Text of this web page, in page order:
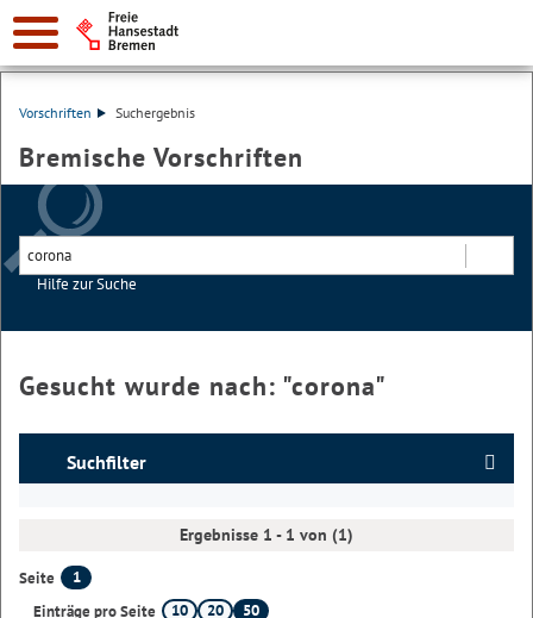
Vorschriften Suchergebnis
Bremische Vorschriften
Hilfe zur Suche
Gesucht wurde nach: "corona"
Suchfilter
Ergebnisse 1 - 1 von (1)
Seite
1
Einträge pro Seite
10 20 50